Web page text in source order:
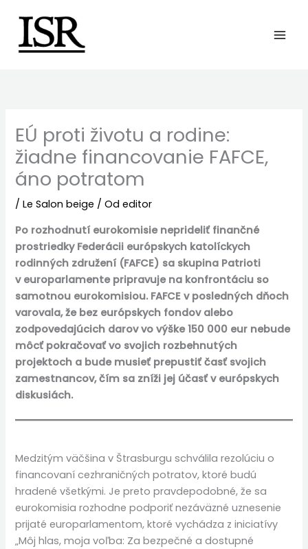
obsah
EÚ proti životu a rodine:
žiadne financovanie FAFCE,
áno potratom
/Le Salon beige / Od editor
Po rozhodnutí eurokomisie neprideliť finančné
prostriedky Federácii európskych katolíckych
rodinných združení (FAFCE) sa skupina Patrioti
v europarlamente pripravuje na konfrontáciu so
samotnou eurokomisiou. FAFCE v posledných dňoch
varovala, že bez európskych fondov alebo
zodpovedajúcich darov vo výške 150 000 eur nebude
môcť pokračovať vo svojich rozbehnutých
projektoch a bude musieť prepustiť časť svojich
zamestnancov, čím sa zníži jej účasť v európskych
diskusiách.
Medzitým väčšina v Štrasburgu schválila rezolúciu o
financovaní cezhraničných potratov, ktoré budú
hradené všetkými. Je preto pravdepodobné, že sa
eurokomisia rozhodne podporiť nezáväzné uznesenie
prijaté europarlamentom, ktoré vychádza z iniciatívy
„Môj hlas, moja voľba: Za bezpečné a dostupné